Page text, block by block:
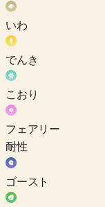
いわ
でんき
こおり
フェアリー
耐性
ゴースト